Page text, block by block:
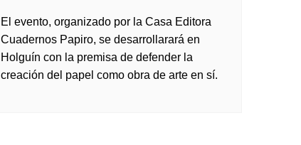
El evento, organizado por la Casa Editora
Cuadernos Papiro, se desarrollarará en
Holguín con la premisa de defender la
creación del papel como obra de arte en sí.